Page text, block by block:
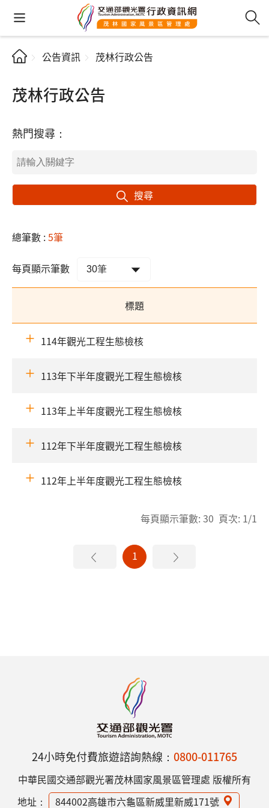
公告資訊 茂林行政公告
茂林行政公告
熱門搜尋：
搜尋
總筆數 :5筆
每頁顯示筆數
標題
114年觀光工程生態檢核
113年下半年度觀光工程生態檢核
113年上半年度觀光工程生態檢核
112年下半年度觀光工程生態檢核
112年上半年度觀光工程生態檢核
每頁顯示筆數: 30 頁次: 1/1
1
24小時免付費旅遊諮詢熱線： 0800-011765
中華民國交通部觀光署茂林國家風景區管理處 版權所有
地址：
844002高雄市六龜區新威里新威171號